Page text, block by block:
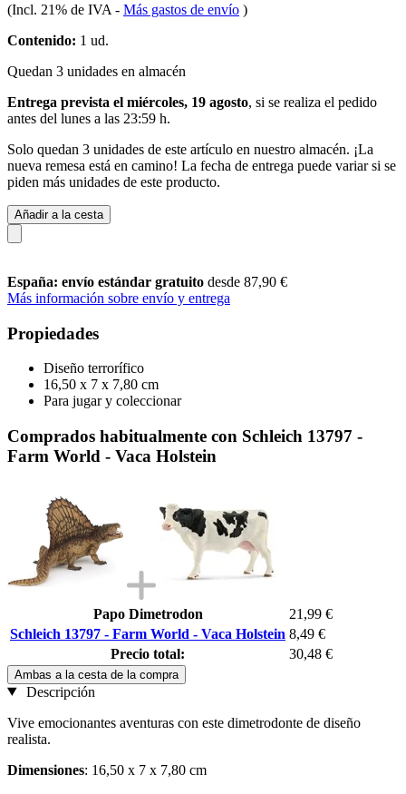
(Incl. 21% de IVA - Más gastos de envío )
Contenido: 1 ud.
Quedan 3 unidades en almacén
Entrega prevista el miércoles, 19 agosto, si se realiza el pedido
antes del lunes a las 23:59 h.
Solo quedan 3 unidades de este artículo en nuestro almacén. ¡La
nueva remesa está en camino! La fecha de entrega puede variar si se
piden más unidades de este producto.
Añadir a la cesta
España: envío estándar gratuito desde 87,90 €
Más información sobre envío y entrega
Propiedades
Diseño terrorífico
16,50 x 7 x 7,80 cm
Para jugar y coleccionar
Comprados habitualmente con Schleich 13797 -
Farm World - Vaca Holstein
Papo Dimetrodon
21,99 €
Schleich 13797 - Farm World - Vaca Holstein 8,49 €
Precio total:
30,48 €
Ambas a la cesta de la compra
Descripción
Vive emocionantes aventuras con este dimetrodonte de diseño
realista.
Dimensiones: 16,50 x 7 x 7,80 cm